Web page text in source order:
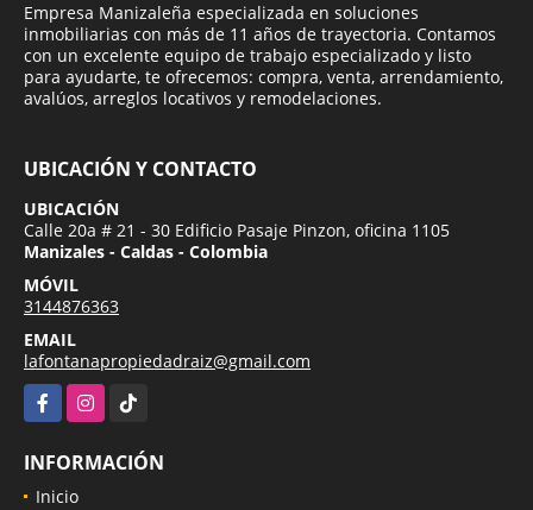
Empresa Manizaleña especializada en soluciones
inmobiliarias con más de 11 años de trayectoria. Contamos
con un excelente equipo de trabajo especializado y listo
para ayudarte, te ofrecemos: compra, venta, arrendamiento,
avalúos, arreglos locativos y remodelaciones.
UBICACIÓN Y CONTACTO
UBICACIÓN
Calle 20a # 21 - 30 Edificio Pasaje Pinzon, oficina 1105
Manizales - Caldas - Colombia
MÓVIL
3144876363
EMAIL
lafontanapropiedadraiz@gmail.com
FacebookInstagramTikTok
INFORMACIÓN
Inicio